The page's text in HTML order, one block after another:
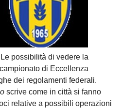
possibilità di vedere la
di Eccellenza
dei regolamenti federali.
scrive come in città si fanno
relative a possibili operazioni